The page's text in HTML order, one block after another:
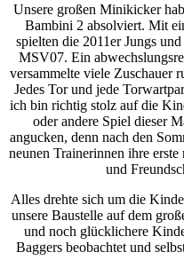
Unsere großen Minikicker
Bambini 2 absolviert. Mit
spielten die 2011er Jungs
MSV07. Ein
versammelte viele Zuschauer
Jedes Tor und jede
ich bin richtig stolz auf die
oder andere Spiel dieser
angucken, denn nach den
neunen Trainerinnen ihre
und
Alles drehte sich um die
unsere Baustelle auf dem
und noch glücklichere
Baggers beobachtet und